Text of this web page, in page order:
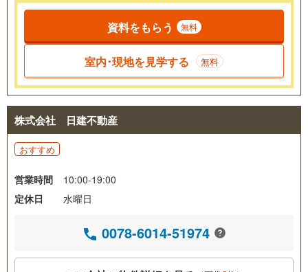
資料をもらう 無料
室内･現地を見学する 無料
株式会社 日建不動産
おすすめ
営業時間
10:00-19:00
定休日
水曜日
0078-6014-51974